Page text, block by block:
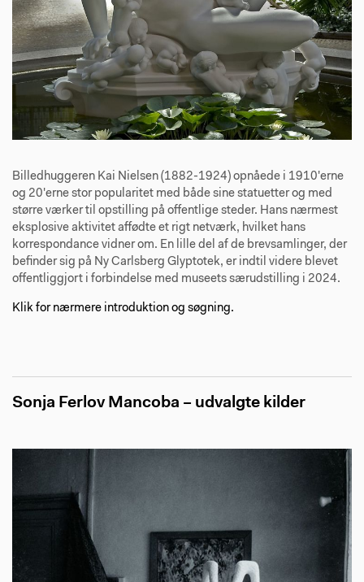
Billedhuggeren Kai Nielsen (1882-1924) opnåede i 1910'erne
og 20'erne stor popularitet med både sine statuetter og med
større værker til opstilling på offentlige steder. Hans nærmest
eksplosive aktivitet affødte et rigt netværk, hvilket hans
korrespondance vidner om. En lille del af de brevsamlinger, der
befinder sig på Ny Carlsberg Glyptotek, er indtil videre blevet
offentliggjort i forbindelse med museets særudstilling i 2024.
Klik for nærmere introduktion og søgning.
Sonja Ferlov Mancoba – udvalgte kilder